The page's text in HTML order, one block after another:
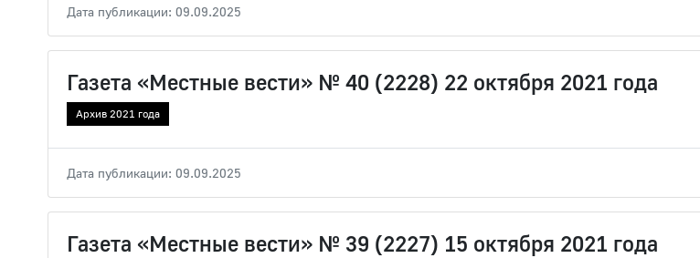
Дата публикации: 09.09.2025
Газета «Местные вести» № 40 (2228) 22 октября 2021 года
Архив 2021 года
Дата публикации: 09.09.2025
Газета «Местные вести» № 39 (2227) 15 октября 2021 года